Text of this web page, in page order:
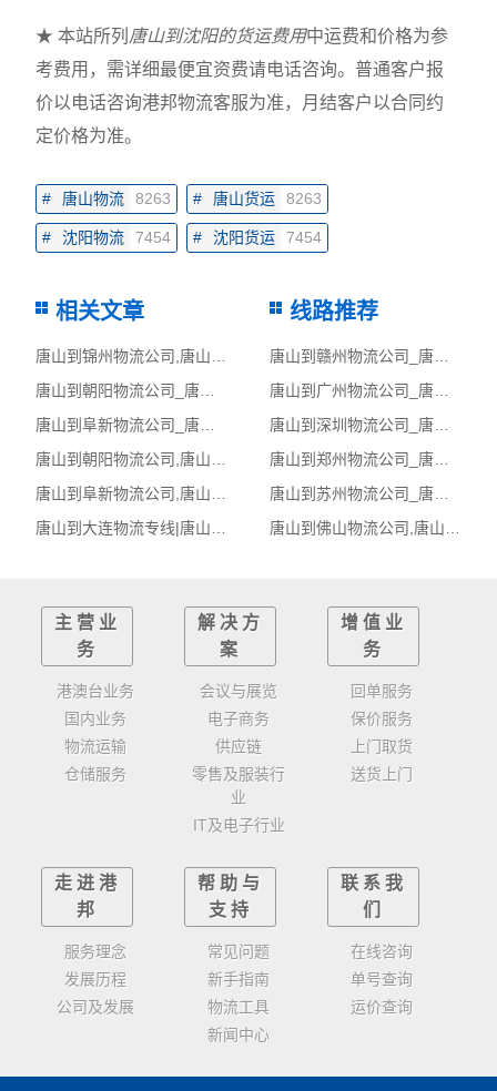
★ 本站所列 唐山到沈阳的货运费用中运费和价格为参
考费用，需详细最便宜资费请电话咨询。普通客户报
价以电话咨询港邦物流客服为准，月结客户以合同约
定价格为准。
# 唐山物流 8263 # 唐山货运 8263
# 沈阳物流 7454 # 沈阳货运 7454
相关文章
唐山到锦州物流公司,唐山物流到锦州,唐山至锦州物流专线
唐山到朝阳物流公司_唐山到朝阳货运_唐山至朝阳物流专线
唐山到阜新物流公司_唐山到阜新货运_唐山至阜新物流专线
唐山到朝阳物流公司,唐山物流到朝阳,唐山至朝阳物流专线
唐山到阜新物流公司,唐山物流到阜新,唐山至阜新物流专线
唐山到大连物流专线|唐山至大连货运公司
线路推荐
唐山到赣州物流公司_唐山到赣州货运_唐山至赣州物流专线
唐山到广州物流公司_唐山到广州货运_唐山至广州物流专线
唐山到深圳物流公司_唐山到深圳货运_唐山至深圳物流专线
唐山到郑州物流公司_唐山到郑州货运_唐山至郑州物流专线
唐山到苏州物流公司_唐山到苏州货运_唐山至苏州物流专线
唐山到佛山物流公司,唐山物流到佛山,唐山至佛山物流专线
主营业
务
港澳台业务
国内业务
物流运输
仓储服务
解决方
案
会议与展览
电子商务
供应链
零售及服装行
业
IT及电子行业
增值业
务
回单服务
保价服务
上门取货
送货上门
走进港
邦
服务理念
发展历程
公司及发展
帮助与
支持
常见问题
新手指南
物流工具
新闻中心
联系我
们
在线咨询
单号查询
运价查询